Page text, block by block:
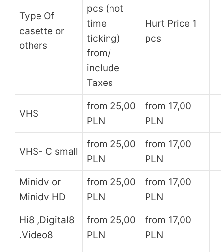
Type Of
casette or
others
pcs (not
time
ticking)
from/
include
Taxes
Hurt Price 1
pcs
VHS
from 25,00
PLN
from 17,00
PLN
VHS- C small
from 25,00
PLN
from 17,00
PLN
Minidv or
Minidv HD
from 25,00
PLN
from 17,00
PLN
Hi8 ,Digital8
.Video8
from 25,00
PLN
from 17,00
PLN